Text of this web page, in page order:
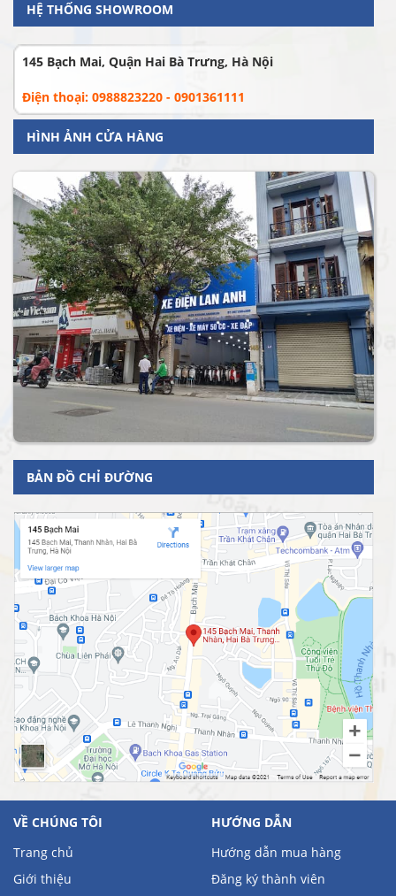
HỆ THỐNG SHOWROOM
145 Bạch Mai, Quận Hai Bà Trưng, Hà Nội
Điện thoại: 0988823220 - 0901361111
HÌNH ẢNH CỬA HÀNG
BẢN ĐỒ CHỈ ĐƯỜNG
VỀ CHÚNG TÔI
Trang chủ
Giới thiệu
HƯỚNG DẪN
Hướng dẫn mua hàng
Đăng ký thành viên